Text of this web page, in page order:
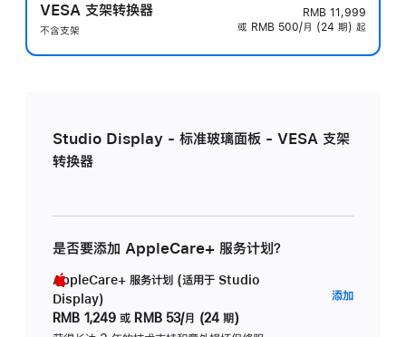
VESA 支架转换器
不含支架
RMB 11,999
或 RMB 500/月 (24 期) 起
Studio Display - 标准玻璃面板 - VESA 支架
转换器
是否要添加 AppleCare+ 服务计划？
AppleCare+ 服务计划 (适用于 Studio
Display)
RMB 1,249 或 RMB 53/月 (24 期)
添加